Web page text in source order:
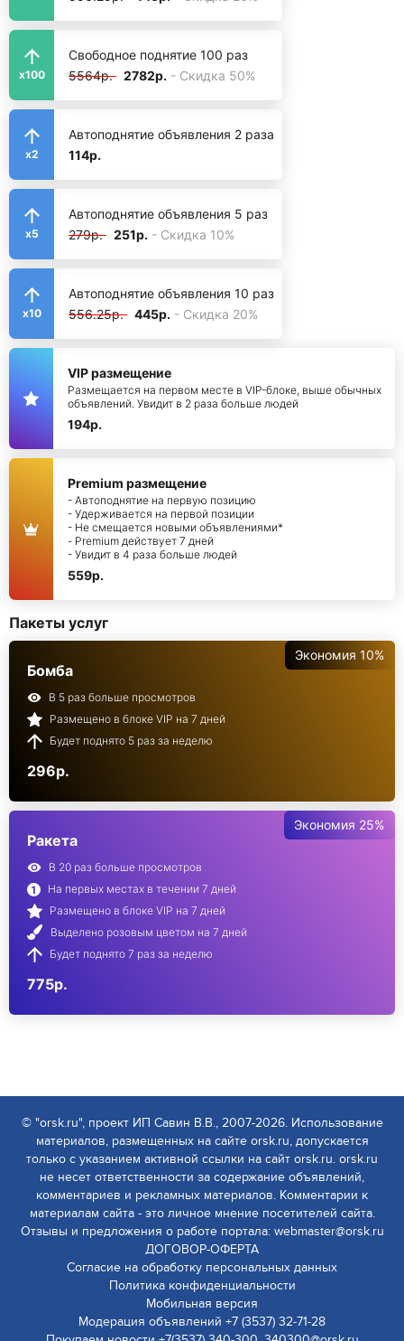
x100
Свободное поднятие 100 раз
5564р. 2782р. - Скидка 50%
x2
Автоподнятие объявления 2 раза
114р.
x5
Автоподнятие объявления 5 раз
279р. 251р. - Скидка 10%
x10
Автоподнятие объявления 10 раз
556.25р. 445р. - Скидка 20%
VIP размещение
Размещается на первом месте в VIP-блоке, выше обычных
объявлений. Увидит в 2 раза больше людей
194р.
Premium размещение
- Автоподнятие на первую позицию
- Удерживается на первой позиции
- Не смещается новыми объявлениями*
- Premium действует 7 дней
- Увидит в 4 раза больше людей
559р.
Пакеты услуг
Экономия 10%
Бомба
В 5 раз больше просмотров
Размещено в блоке VIP на 7 дней
Будет поднято 5 раз за неделю
296р.
Экономия 25%
Ракета
В 20 раз больше просмотров
На первых местах в течении 7 дней
Размещено в блоке VIP на 7 дней
Выделено розовым цветом на 7 дней
Будет поднято 7 раз за неделю
775р.
© "orsk.ru", проект ИП Савин В.В., 2007-2026. Использование
материалов, размещенных на сайте orsk.ru, допускается
только с указанием активной ссылки на сайт orsk.ru. orsk.ru
не несет ответственности за содержание объявлений,
комментариев и рекламных материалов. Комментарии к
материалам сайта - это личное мнение посетителей сайта.
Отзывы и предложения о работе портала: webmaster@orsk.ru
ДОГОВОР-ОФЕРТА
Согласие на обработку персональных данных
Политика конфиденциальности
Мобильная версия
Модерация объявлений +7 (3537) 32-71-28